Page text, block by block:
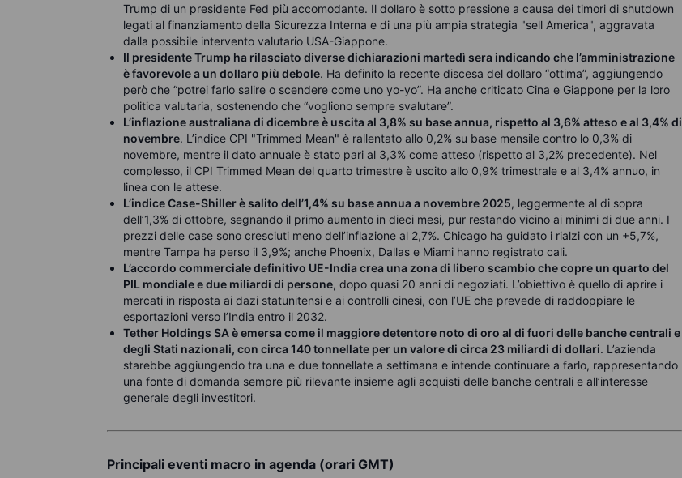
Trump di un presidente Fed più accomodante. Il dollaro è sotto pressione a causa dei timori di shutdown
legati al finanziamento della Sicurezza Interna e di una più ampia strategia "sell America", aggravata
dalla possibile intervento valutario USA-Giappone.
Il presidente Trump ha rilasciato diverse dichiarazioni martedì sera indicando che l’amministrazione
è favorevole a un dollaro più debole. Ha definito la recente discesa del dollaro “ottima”, aggiungendo
però che “potrei farlo salire o scendere come uno yo-yo”. Ha anche criticato Cina e Giappone per la loro
politica valutaria, sostenendo che “vogliono sempre svalutare”.
L’inflazione australiana di dicembre è uscita al 3,8% su base annua, rispetto al 3,6% atteso e al 3,4% di
novembre. L’indice CPI "Trimmed Mean" è rallentato allo 0,2% su base mensile contro lo 0,3% di
novembre, mentre il dato annuale è stato pari al 3,3% come atteso (rispetto al 3,2% precedente). Nel
complesso, il CPI Trimmed Mean del quarto trimestre è uscito allo 0,9% trimestrale e al 3,4% annuo, in
linea con le attese.
L’indice Case-Shiller è salito dell’1,4% su base annua a novembre 2025, leggermente al di sopra
dell’1,3% di ottobre, segnando il primo aumento in dieci mesi, pur restando vicino ai minimi di due anni. I
prezzi delle case sono cresciuti meno dell’inflazione al 2,7%. Chicago ha guidato i rialzi con un +5,7%,
mentre Tampa ha perso il 3,9%; anche Phoenix, Dallas e Miami hanno registrato cali.
L’accordo commerciale definitivo UE-India crea una zona di libero scambio che copre un quarto del
PIL mondiale e due miliardi di persone, dopo quasi 20 anni di negoziati. L’obiettivo è quello di aprire i
mercati in risposta ai dazi statunitensi e ai controlli cinesi, con l’UE che prevede di raddoppiare le
esportazioni verso l’India entro il 2032.
Tether Holdings SA è emersa come il maggiore detentore noto di oro al di fuori delle banche centrali e
degli Stati nazionali, con circa 140 tonnellate per un valore di circa 23 miliardi di dollari. L’azienda
starebbe aggiungendo tra una e due tonnellate a settimana e intende continuare a farlo, rappresentando
una fonte di domanda sempre più rilevante insieme agli acquisti delle banche centrali e all’interesse
generale degli investitori.
Principali eventi macro in agenda (orari GMT)